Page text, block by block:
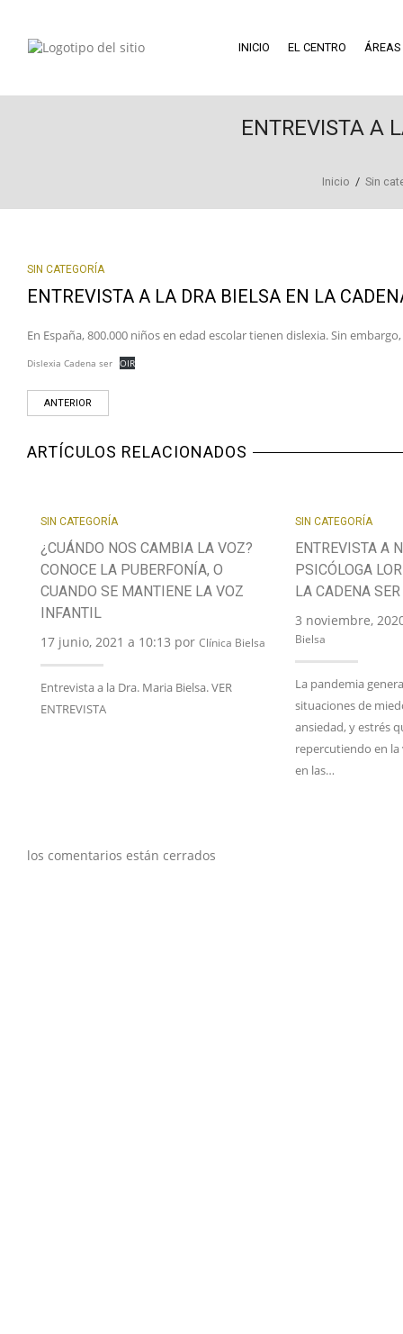
INICIO EL CENTRO ÁREAS
ENTREVISTA A
Inicio / Sin
SIN CATEGORÍA
ENTREVISTA A LA DRA BIELSA EN LA
En España, 800.000 niños en edad escolar tienen dislexia. Sin
Dislexia Cadena ser OIR
ANTERIOR
ARTÍCULOS RELACIONADOS
SIN CATEGORÍA
¿CUÁNDO NOS CAMBIA LA VOZ?
CONOCE LA PUBERFONÍA, O
CUANDO SE MANTIENE LA VOZ
INFANTIL
17 junio, 2021 a 10:13 por Clínica Bielsa
Entrevista a la Dra. Maria Bielsa. VER
ENTREVISTA
SIN CATEGORÍA
ENTREVISTA A
PSICÓLOGA
LA CADENA SER
3 noviembre,
Bielsa
La pandemia
situaciones de
ansiedad, y estrés
repercutiendo en la
en las…
los comentarios están cerrados